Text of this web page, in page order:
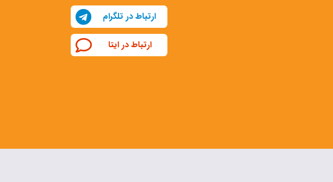
ارتباط در تلگرام
ارتباط در ایتا